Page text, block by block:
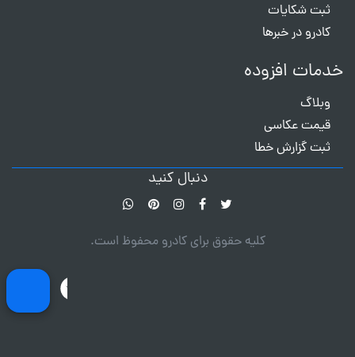
ثبت شکایات
کادرو در خبرها
خدمات افزوده
وبلاگ
قیمت عکاسی
ثبت گزارش خطا
دنبال کنید
کلیه حقوق برای کادرو محفوظ است.